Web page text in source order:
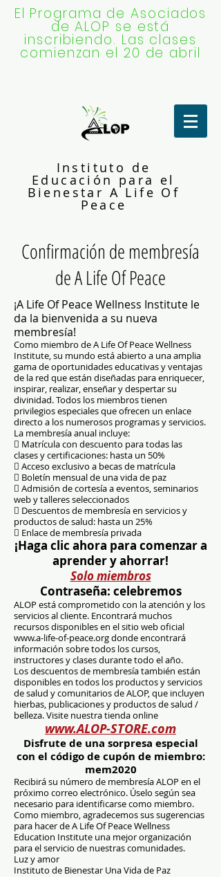
El Programa de Asociados
de ALOP se está
inscribiendo. Las clases
comienzan el 20 de abril
Instituto de
Educación para el
Bienestar A Life Of
Peace
Confirmación de membresía
de A Life Of Peace
¡A Life Of Peace Wellness Institute le
da la bienvenida a su nueva
membresía!
Como miembro de A Life Of Peace Wellness
Institute, su mundo está abierto a una amplia
gama de oportunidades educativas y ventajas
de la red que están diseñadas para enriquecer,
inspirar, realizar, enseñar y despertar su
divinidad. Todos los miembros tienen
privilegios especiales que ofrecen un enlace
directo a los numerosos programas y servicios.
La membresía anual incluye:
 Matrícula con descuento para todas las
clases y certificaciones: hasta un 50%
 Acceso exclusivo a becas de matrícula
 Boletín mensual de una vida de paz
 Admisión de cortesía a eventos, seminarios
web y talleres seleccionados
 Descuentos de membresía en servicios y
productos de salud: hasta un 25%
 Enlace de membresía privada
¡Haga clic ahora para comenzar a
aprender y ahorrar!
Solo miembros
Contraseña: celebremos
ALOP está comprometido con la atención y los
servicios al cliente. Encontrará muchos
recursos disponibles en el sitio web oficial
www.a-life-of-peace.org donde encontrará
información sobre todos los cursos,
instructores y clases durante todo el año.
Los descuentos de membresía también están
disponibles en todos los productos y servicios
de salud y comunitarios de ALOP, que incluyen
hierbas, publicaciones y productos de salud /
belleza. Visite nuestra tienda online
www.ALOP-STORE.com
Disfrute de una sorpresa especial
con el código de cupón de miembro:
mem2020
Recibirá su número de membresía ALOP en el
próximo correo electrónico. Úselo según sea
necesario para identificarse como miembro.
Como miembro, agradecemos sus sugerencias
para hacer de A Life Of Peace Wellness
Education Institute una mejor organización
para el servicio de nuestras comunidades.
Luz y amor
Instituto de Bienestar Una Vida de Paz